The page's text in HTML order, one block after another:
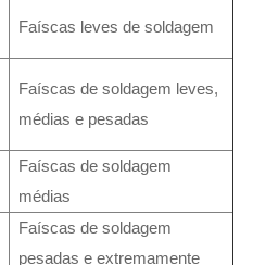
Faíscas leves de soldagem
Faíscas de soldagem leves,
médias e pesadas
Faíscas de soldagem
médias
Faíscas de soldagem
pesadas e extremamente